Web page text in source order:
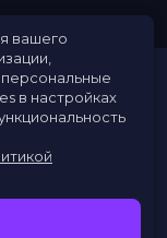
вашего
в настройках